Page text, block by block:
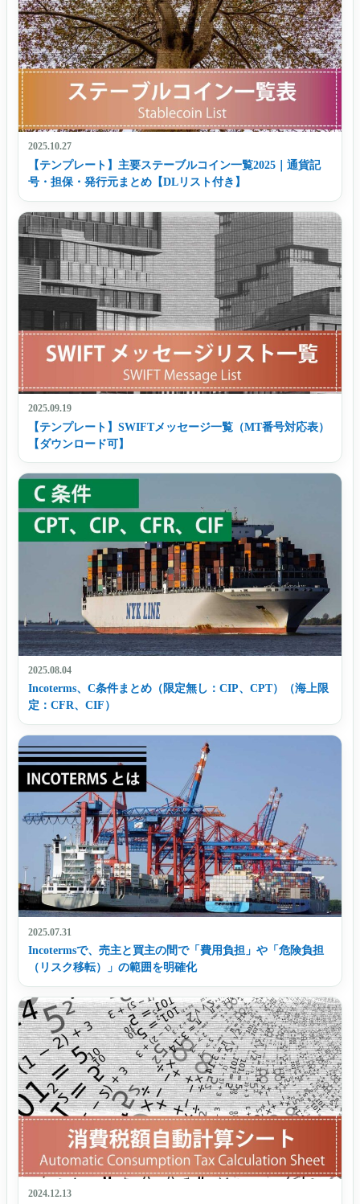
2025.10.27
【テンプレート】主要ステーブルコイン一覧2025｜通貨記
号・担保・発行元まとめ【DLリスト付き】
2025.09.19
【テンプレート】SWIFTメッセージ一覧（MT番号対応表）
【ダウンロード可】
2025.08.04
Incoterms、C条件まとめ（限定無し：CIP、CPT）（海上限
定：CFR、CIF）
2025.07.31
Incotermsで、売主と買主の間で「費用負担」や「危険負担
（リスク移転）」の範囲を明確化
2024.12.13